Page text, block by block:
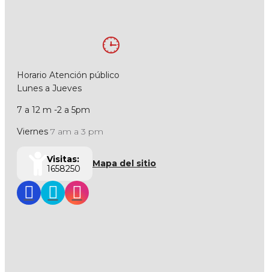
Horario Atención público
Lunes a Jueves
7 a 12 m -2 a 5pm
Viernes 7 am a 3 pm
Visitas:
1658250
Mapa del sitio